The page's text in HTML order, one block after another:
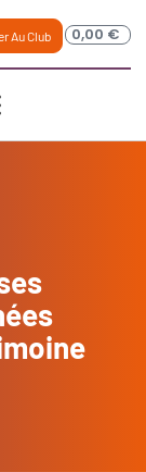
Au Club 0,00 €